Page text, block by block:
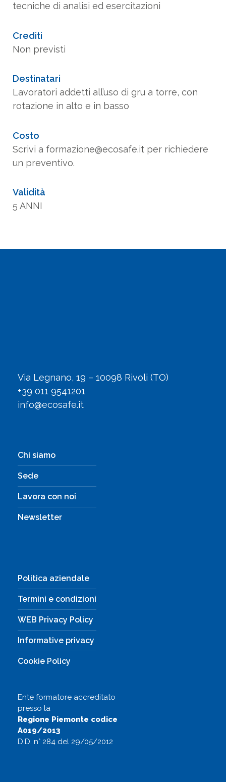
tecniche di analisi ed esercitazioni
Crediti
Non previsti
Destinatari
Lavoratori addetti all’uso di gru a torre, con
rotazione in alto e in basso
Costo
Scrivi a formazione@ecosafe.it per richiedere
un preventivo.
Validità
5 ANNI
Via Legnano, 19 – 10098 Rivoli (TO)
+39 011 9541201
info@ecosafe.it
Chi siamo
Sede
Lavora con noi
Newsletter
Politica aziendale
Termini e condizioni
WEB Privacy Policy
Informative privacy
Cookie Policy
Ente formatore accreditato
presso la
Regione Piemonte codice
A019/2013
D.D. n° 284 del 29/05/2012